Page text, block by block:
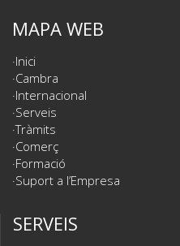
MAPA WEB
Inici
Cambra
Internacional
Serveis
Tràmits
Comerç
Formació
Suport a l’Empresa
SERVEIS